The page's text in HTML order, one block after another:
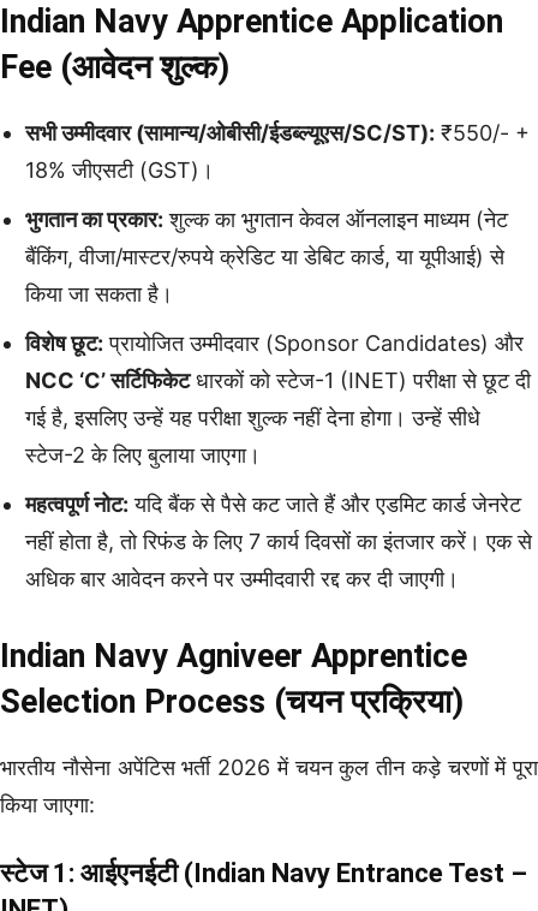
Indian Navy Apprentice Application
Fee (आवेदन शुल्क)
सभी उम्मीदवार (सामान्य/ओबीसी/ईडब्ल्यूएस/SC/ST): ₹550/- +
18% जीएसटी (GST)।
भुगतान का प्रकार: शुल्क का भुगतान केवल ऑनलाइन माध्यम (नेट
बैंकिंग, वीजा/मास्टर/रुपये क्रेडिट या डेबिट कार्ड, या यूपीआई) से
किया जा सकता है।
विशेष छूट: प्रायोजित उम्मीदवार (Sponsor Candidates) और
NCC ‘C’ सर्टिफिकेटधारकों को स्टेज-1 (INET) परीक्षा से छूट दी
गई है, इसलिए उन्हें यह परीक्षा शुल्क नहीं देना होगा। उन्हें सीधे
स्टेज-2 के लिए बुलाया जाएगा।
महत्वपूर्ण नोट: यदि बैंक से पैसे कट जाते हैं और एडमिट कार्ड जेनरेट
नहीं होता है, तो रिफंड के लिए 7 कार्य दिवसों का इंतजार करें। एक से
अधिक बार आवेदन करने पर उम्मीदवारी रद्द कर दी जाएगी।
Indian Navy Agniveer Apprentice
Selection Process (चयन प्रक्रिया)
भारतीय नौसेना अपेंटिस भर्ती 2026 में चयन कुल तीन कड़े चरणों में पूरा
किया जाएगा:
स्टेज 1: आईएनईटी (Indian Navy Entrance Test –